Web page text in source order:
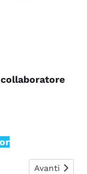
Articolo
Avanti